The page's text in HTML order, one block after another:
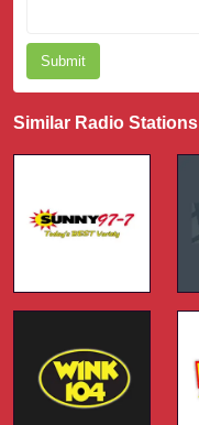
Submit
Similar Radio Stations